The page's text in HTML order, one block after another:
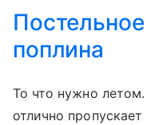
поплина
То что нужно
отлично